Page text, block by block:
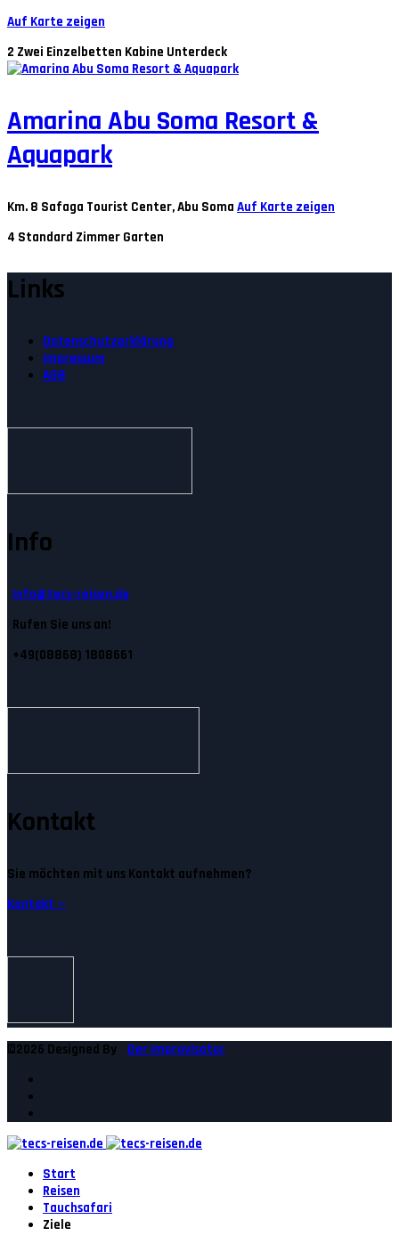
Auf Karte zeigen
2 Zwei Einzelbetten Kabine Unterdeck
Amarina Abu Soma Resort &
Aquapark
Km. 8 Safaga Tourist Center, Abu Soma Auf Karte zeigen
4 Standard Zimmer Garten
Links
Datenschutzerklärung
Impressum
AGB
Info
Info@tecs-reisen.de
Rufen Sie uns an!
+49(08868) 1808661
Kontakt
Sie möchten mit uns Kontakt aufnehmen?
Kontakt —
©2026 Designed By Der Improvisator
Start
Reisen
Tauchsafari
Ziele